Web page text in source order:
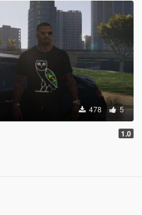
478 5
1.0